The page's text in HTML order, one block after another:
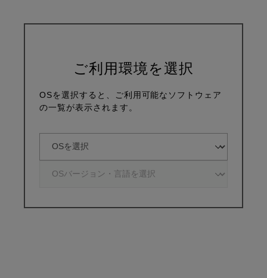
ご利用環境を選択
OSを選択すると、ご利用可能なソフトウェア
の一覧が表示されます。